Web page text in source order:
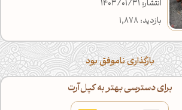
انتشار: 1403/01/31
بازدید: 1,878
بارگذاری ناموفق بود
برای دسترسی بهتر به کپل‌آرت